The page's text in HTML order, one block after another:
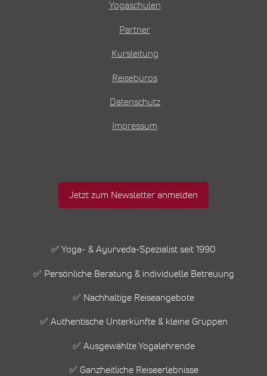
Yogaschulen
Partner
Kursleitung
Reisebüros
Datenschutz
Impressum
Jetzt zum Newsletter anmelden
✅ Yoga- & Ayurveda-Spezialist seit 1990
✅ Persönliche Beratung & individuelle Betreuung
✅ Nachhaltige Reiseangebote
✅ Authentische Unterkünfte & kleine Gruppen
✅ Ausgewählte Yogalehrende
✅ Ganzheitliche Reiseerlebnisse